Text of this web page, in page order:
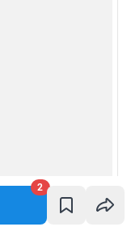
2